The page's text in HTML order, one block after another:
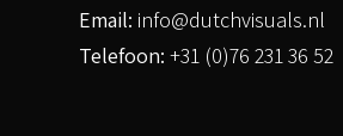
Email: info@dutchvisuals.nl
Telefoon: +31 (0)76 231 36 52